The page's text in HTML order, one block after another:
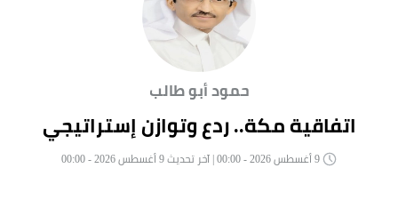
حمود أبو طالب
اتفاقية مكة.. ردع وتوازن إستراتيجي